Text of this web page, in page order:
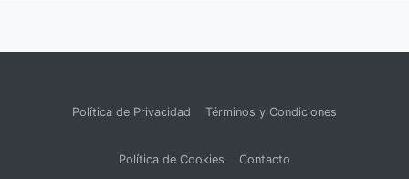
Política de Privacidad Términos y Condiciones
Política de Cookies Contacto